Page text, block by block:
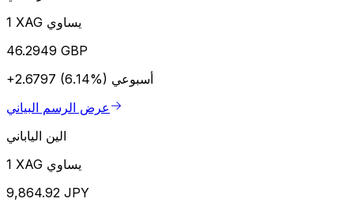
1 XAG يساوي
46.2949 GBP
+2.6797 (6.14%) أسبوعي
عرض الرسم البياني
الين الياباني
1 XAG يساوي
9,864.92 JPY